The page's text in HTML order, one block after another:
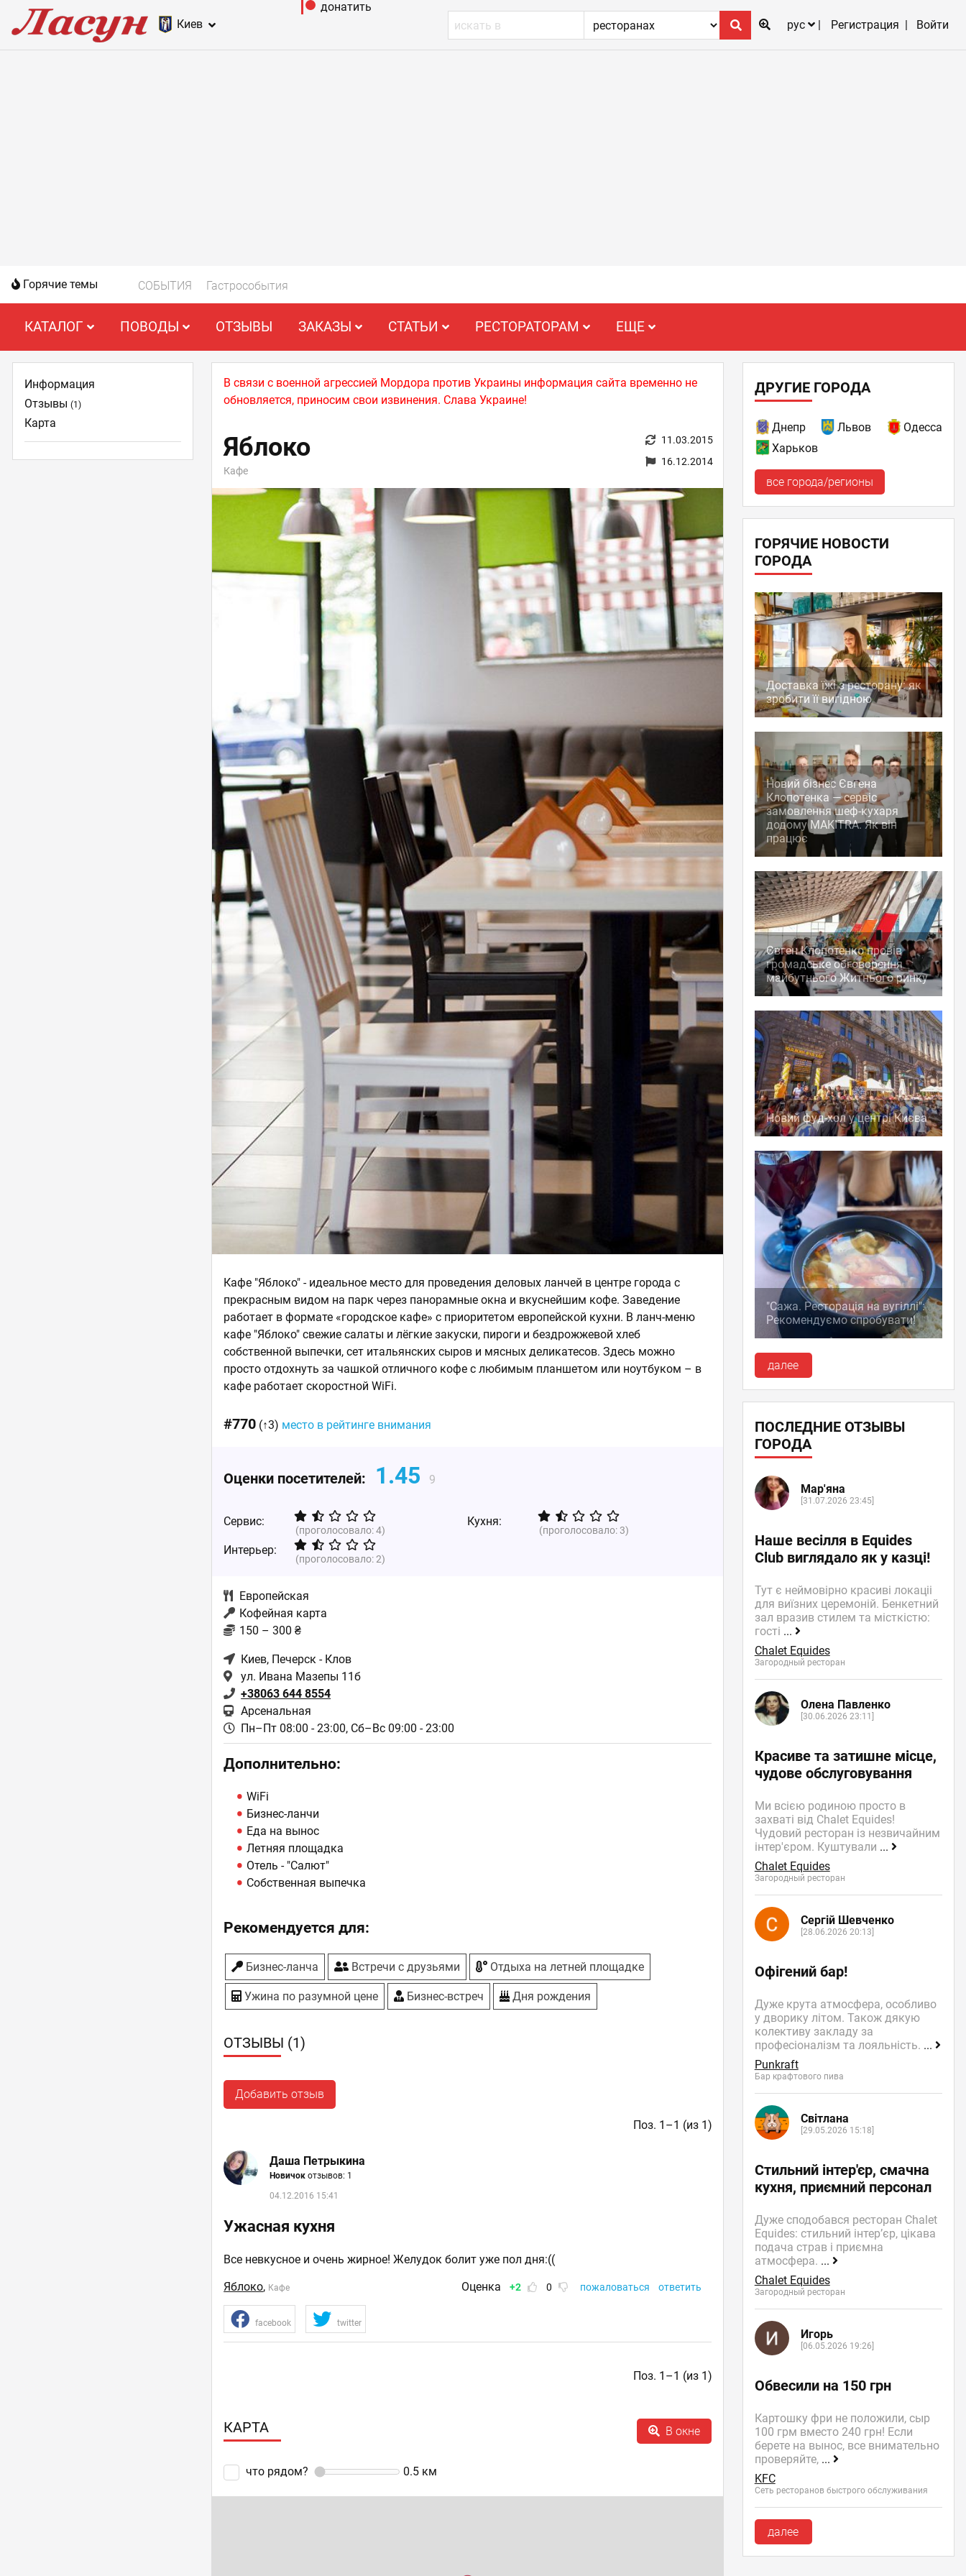
Киев
донатить
рус
Регистрация Войти
Горячие темы СОБЫТИЯ Гастрособытия
КАТАЛОГ ПОВОДЫ ОТЗЫВЫ ЗАКАЗЫ СТАТЬИ РЕСТОРАТОРАМ ЕЩЕ
В связи с военной агрессией Мордора против Украины информация сайта временно не
обновляется, приносим свои извинения. Слава Украине!
Яблоко
Кафе
11.03.2015
16.12.2014
Кафе "Яблоко" - идеальное место для проведения деловых ланчей в центре города с
прекрасным видом на парк через панорамные окна и вкуснейшим кофе. Заведение
работает в формате «городское кафе» с приоритетом европейской кухни. В ланч-меню
кафе "Яблоко" свежие салаты и лёгкие закуски, пироги и бездрожжевой хлеб
cобственной выпечки, сет итальянских сыров и мясных деликатесов. Здесь можно
просто отдохнуть за чашкой отличного кофе с любимым планшетом или ноутбуком – в
кафе работает скоростной WiFi.
#770 (↑3) место в рейтинге внимания
Оценки посетителей: 1.45 9
Сервис:
(проголосовало:4)
Кухня:
(проголосовало:3)
Интерьер:
(проголосовало:2)
Европейская
Кофейная карта
150 – 300 ₴
Киев, Печерск - Клов
ул. Ивана Мазепы 11б
+38063 644 8554
Арсенальная
Пн–Пт 08:00 - 23:00, Сб–Вс 09:00 - 23:00
Дополнительно:
WiFi
Бизнес-ланчи
Еда на вынос
Летняя площадка
Отель - "Салют"
Собственная выпечка
Рекомендуется для:
Бизнес-ланча Встречи с друзьями Отдыха на летней площадке
Ужина по разумной цене Бизнес-встреч Дня рождения
ОТЗЫВЫ (1)
Добавить отзыв
Поз. 1–1 (из 1)
Даша Петрыкина
Новичокотзывов: 1
04.12.2016 15:41
Ужасная кухня
Все невкусное и очень жирное! Желудок болит уже пол дня:((
Яблоко, Кафе Оценка +2 0 пожаловаться ответить
facebook twitter
Поз. 1–1 (из 1)
КАРТА В окне
что рядом? 0.5 км
Информация
Отзывы(1)
Карта
ДРУГИЕ ГОРОДА
Днепр Львов
Одесса
Харьков
все города/регионы
ГОРЯЧИЕ НОВОСТИ
ГОРОДА
Доставка їжі з ресторану: як
зробити її вигідною
Новий бізнес Євгена
Клопотенка — сервіс
замовлення шеф-кухаря
додому MAKITRA. Як він
працює
Євген Клопотенко провів
громадське обговорення
майбутнього Житнього ринку
Новий фуд-хол у центрі Києва
"Сажа. Ресторація на вугіллі":
Рекомендуємо спробувати!
далее
ПОСЛЕДНИЕ ОТЗЫВЫ
ГОРОДА
Мар'яна
[31.07.2026 23:45]
Наше весілля в Equides
Club виглядало як у казці!
Тут є неймовірно красиві локаціі
для виїзних церемоній. Бенкетний
зал вразив стилем та місткістю:
гості ...
Chalet Equides
Загородный ресторан
Олена Павленко
[30.06.2026 23:11]
Красиве та затишне місце,
чудове обслуговування
Ми всією родиною просто в
захваті від Chalet Equides!
Чудовий ресторан із незвичайним
інтер'єром. Куштували ...
Chalet Equides
Загородный ресторан
Сергій Шевченко
[28.06.2026 20:13]
Офігений бар!
Дуже крута атмосфера, особливо
у дворику літом. Також дякую
колективу закладу за
професіоналізм та лояльність. ...
Punkraft
Бар крафтового пива
Світлана
[29.05.2026 15:18]
Стильний інтер'єр, смачна
кухня, приємний персонал
Дуже сподобався ресторан Chalet
Equides: стильний інтер’єр, цікава
подача страв і приємна
атмосфера. ...
Chalet Equides
Загородный ресторан
Игорь
[06.05.2026 19:26]
Обвесили на 150 грн
Картошку фри не положили, сыр
100 грм вместо 240 грн! Если
берете на вынос, все внимательно
проверяйте, ...
KFC
Сеть ресторанов быстрого обслуживания
далее